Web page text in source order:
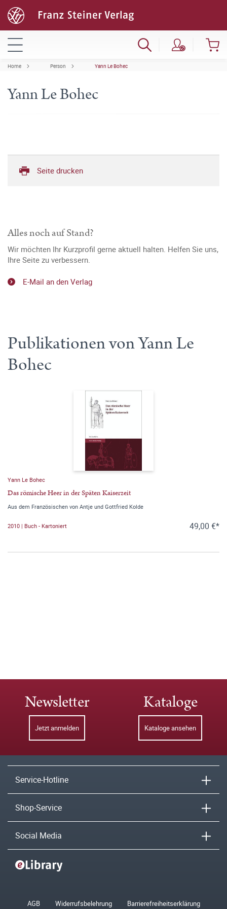
Home Person Yann Le Bohec
Yann Le Bohec
Seite drucken
Alles noch auf Stand?
Wir möchten Ihr Kurzprofil gerne aktuell halten. Helfen Sie uns,
Ihre Seite zu verbessern.
E-Mail an den Verlag
Publikationen von Yann Le
Bohec
Yann Le Bohec
Das römische Heer in der Späten Kaiserzeit
Aus dem Französischen von Antje und Gottfried Kolde
2010 | Buch - Kartoniert 49,00 €*
Newsletter
Jetzt anmelden
Kataloge
Kataloge ansehen
Service-Hotline
Shop-Service
Social Media
AGB Widerrufsbelehrung
Barrierefreiheitserklärung